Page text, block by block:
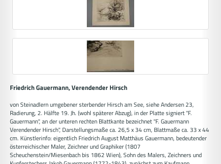
Friedrich Gauermann, Verendender Hirsch
von Steinadlern umgebener sterbender Hirsch am See, siehe Andersen 23,
Radierung, 2. Hälfte 19. Jh. (wohl späterer Abzug), in der Platte signiert "F.
Gauermann", an der unteren rechten Blattkante bezeichnet "F. Gauermann
Verendender Hirsch", Darstellungsmaße ca. 26,5 x 34 cm, Blattmaße ca. 33 x 44
cm. Künstlerinfo: eigentlich Friedrich August Matthäus Gauermann, bedeutender
österreichischer Maler, Zeichner und Graphiker (1807
Scheuchenstein/Miesenbach bis 1862 Wien), Sohn des Malers, Zeichners und